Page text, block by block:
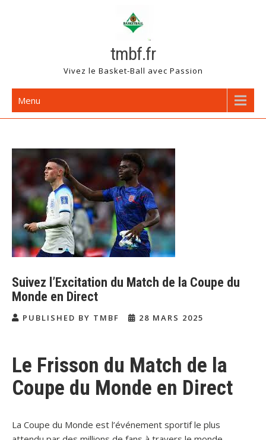
tmbf.fr
Vivez le Basket-Ball avec Passion
Menu
Suivez l’Excitation du Match de la Coupe du
Monde en Direct
PUBLISHED BY TMBF 28 MARS 2025
Le Frisson du Match de la
Coupe du Monde en Direct
La Coupe du Monde est l’événement sportif le plus